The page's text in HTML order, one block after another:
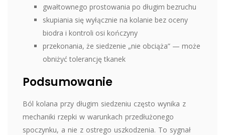
gwałtownego prostowania po długim bezruchu
skupiania się wyłącznie na kolanie bez oceny
biodra i kontroli osi kończyny
przekonania, że siedzenie „nie obciąża” — może
obniżyć tolerancję tkanek
Podsumowanie
Ból kolana przy długim siedzeniu często wynika z
mechaniki rzepki w warunkach przedłużonego
spoczynku, a nie z ostrego uszkodzenia. To sygnał